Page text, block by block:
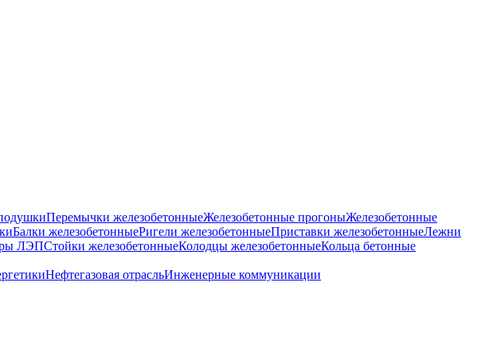
Перемычки железобетонныеЖелезобетонные прогоныЖелезобетонные
Балки железобетонныеРигели железобетонныеПриставки железобетонныеЛежни
ЛЭПСтойки железобетонныеКолодцы железобетонныеКольца бетонные
Нефтегазовая отрасльИнженерные коммуникации